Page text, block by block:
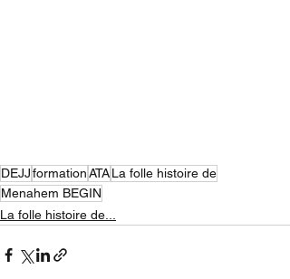
DEJJformationATALa folle histoire de
Menahem BEGIN
La folle histoire de...